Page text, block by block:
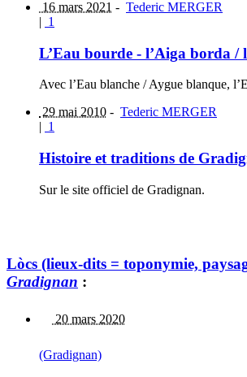
16 mars 2021 - Tederic MERGER
| 1
L’Eau bourde - l’Aiga borda /
Avec l’Eau blanche / Aygue blanque,
29 mai 2010 - Tederic MERGER
| 1
Histoire et traditions de
Sur le site officiel de Gradignan.
Lòcs (lieux-dits = toponymie,
Gradignan :
20 mars 2020
(Gradignan)